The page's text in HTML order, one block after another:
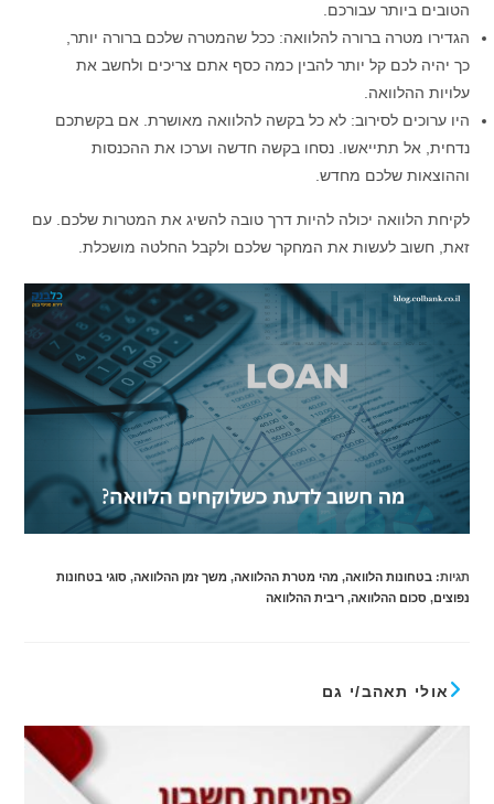
הטובים ביותר עבורכם.
הגדירו מטרה ברורה להלוואה: ככל שהמטרה שלכם ברורה יותר,
כך יהיה לכם קל יותר להבין כמה כסף אתם צריכים ולחשב את
עלויות ההלוואה.
היו ערוכים לסירוב: לא כל בקשה להלוואה מאושרת. אם בקשתכם
נדחית, אל תתייאשו. נסחו בקשה חדשה וערכו את ההכנסות
וההוצאות שלכם מחדש.
לקיחת הלוואה יכולה להיות דרך טובה להשיג את המטרות שלכם. עם
זאת, חשוב לעשות את המחקר שלכם ולקבל החלטה מושכלת.
תגיות:בטחונות הלוואה, מהי מטרת ההלוואה, משך זמן ההלוואה, סוגי בטחונות
נפוצים, סכום ההלוואה, ריבית ההלוואה
אולי תאהב/י גם